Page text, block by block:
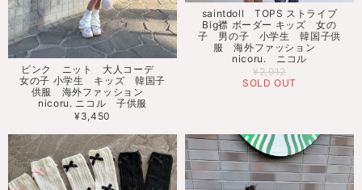
ピンク ニット 大人コーデ
女の子 小学生 キッズ 韓国子
供服 海外ファッション
nicoru. ニコル 子供服
¥3,450
saintdoll TOPS ストライプ
Big襟 ボーダー キッズ 女の
子 男の子 小学生 韓国子供
服 海外ファッション
nicoru. ニコル
¥2,912
SOLD OUT